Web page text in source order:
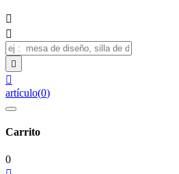




artículo(0)
Carrito
0